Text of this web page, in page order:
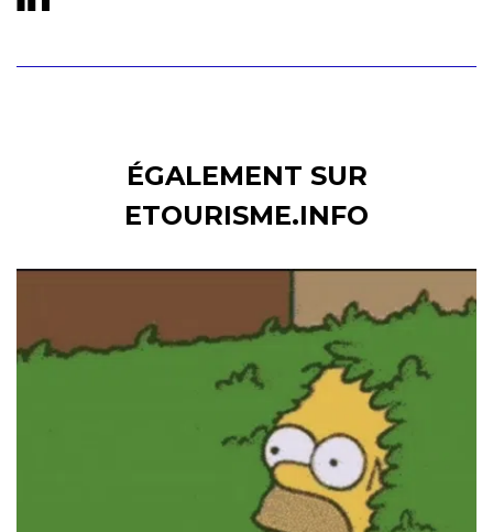
ÉGALEMENT SUR
ETOURISME.INFO